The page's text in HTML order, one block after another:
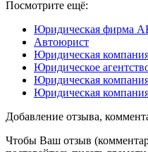
Посмотрите ещё:
Юридическая фирма
Автоюрист
Юридическая
Юридическое
Юридическая
Юридическая
Добавление отзыва,
Чтобы Ваш отзыв